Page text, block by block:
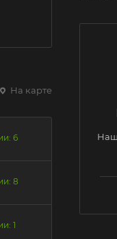
На карте
6
8
1